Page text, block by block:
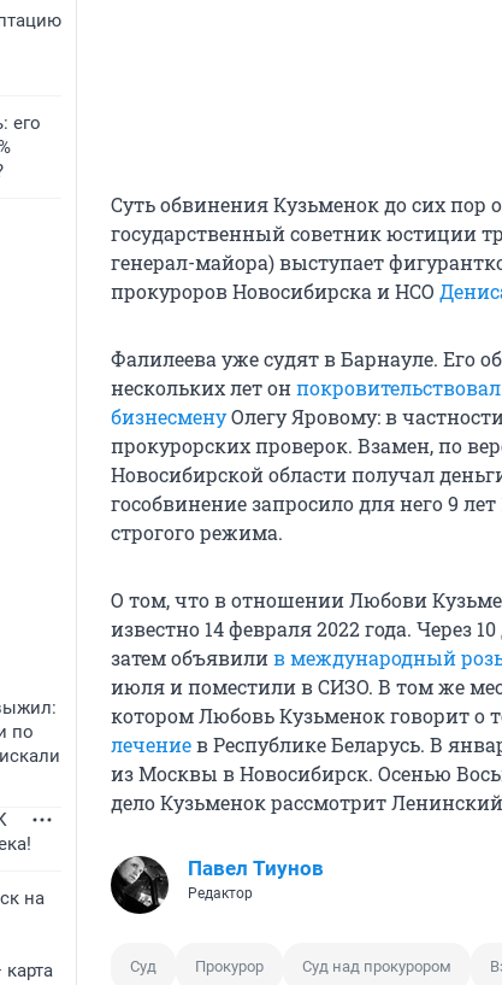
его
по
на
Суть обвинения Кузьменок до сих пор
государственный советник юстиции
генерал-майора) выступает
прокуроров Новосибирска и НСО
Фалилеева уже судят в Барнауле. Его
нескольких лет он
бизнесменуОлегу Яровому: в
прокурорских проверок. Взамен, по
Новосибирской области получал
гособвинение запросило для него 9
строгого режима.
О том, что в отношении Любови
известно 14 февраля 2022 года. Через
затем объявилив международный
июля и поместили в СИЗО. В том же
котором Любовь Кузьменок говорит о
лечениев Республике Беларусь. В
из Москвы в Новосибирск. Осенью
дело Кузьменок рассмотрит
Павел Тиунов
Редактор
Суд Прокурор Суд над прокурором